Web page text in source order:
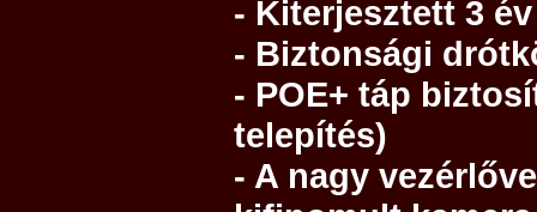
- Kiterjesztett 3
- Biztonsági
- POE+ táp
telepítés)
- A nagy